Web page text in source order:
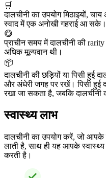
🛒
दालचीनी का उपयोग मिठाइयों,
स्वाद में एक अनोखी गहराई आ सके।
😋
प्राचीन समय में दालचीनी की
अधिक मूल्यवान थी।
📦
दालचीनी की छड़ियों या पिसी हुई
और अंधेरी जगह पर रखें। पिसी हुई
रखा जा सकता है, जबकि दालचीनी
स्वास्थ्य लाभ
दालचीनी का उपयोग करें, जो आपके
लाती है, साथ ही यह आपके
करती है।